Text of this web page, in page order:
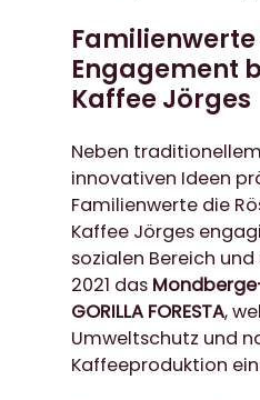
Engagement
Kaffee Jörges
Neben
innovativen Ideen
Familienwerte die
Kaffee Jörges
sozialen Bereich
2021 das
GORILLA FORESTA,
Umweltschutz und
Kaffeeproduktion